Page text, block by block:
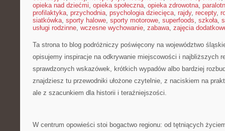
opieka nad dziećmi, opieka społeczna, opieka zdrowotna,
profilaktyka, przychodnia, psychologia dziecięca, rajdy, recepty,
siatkówka, sporty halowe, sporty motorowe, superfoods, szkoła,
usługi rodzinne, wczesne wychowanie, zabawa, zajęcia
Ta strona to blog podróżniczy poświęcony na województwo
opisujemy inspiracje na odkrywanie miejscowości i najbliższych
sprawdzonych wskazówek, krótkich wypadów albo bardziej
znajdziesz tu przewodniki ułożone czytelnie, z naciskiem na
ale z szacunkiem dla historii i teraźniejszości.
W centrum opowieści stoi bogactwo regionu: od tętniących